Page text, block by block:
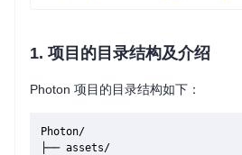
1. 项目的目录结构及介绍
Photon 项目的目录结构如下：
Photon/
├── assets/